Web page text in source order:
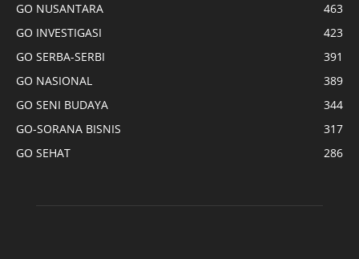
GO NUSANTARA
463
GO INVESTIGASI
423
GO SERBA-SERBI
391
GO NASIONAL
389
GO SENI BUDAYA
344
GO-SORANA BISNIS
317
GO SEHAT
286